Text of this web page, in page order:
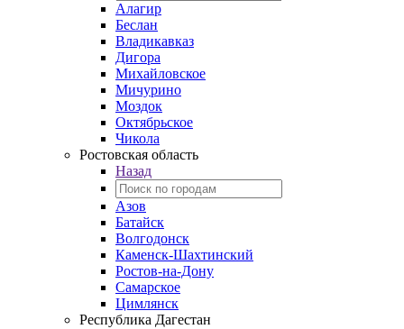
Алагир
Беслан
Владикавказ
Дигора
Михайловское
Мичурино
Моздок
Октябрьское
Чикола
Ростовская область
Назад
Азов
Батайск
Волгодонск
Каменск-Шахтинский
Ростов-на-Дону
Самарское
Цимлянск
Республика Дагестан